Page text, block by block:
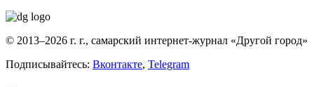
© 2013–2026 г. г., самарский интернет-журнал «Другой город»
Подписывайтесь: Вконтакте, Telegram